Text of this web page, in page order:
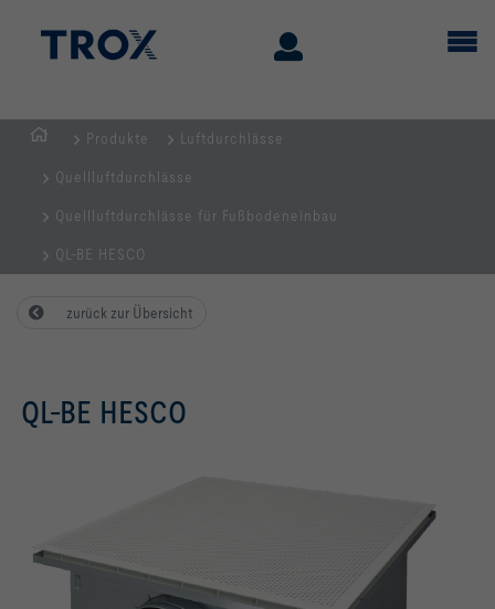
Produkte Luftdurchlässe
Quellluftdurchlässe
Quellluftdurchlässe für Fußbodeneinbau
QL-BE HESCO
zurück zur Übersicht
QL-BE HESCO